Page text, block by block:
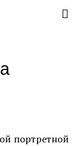
портретной